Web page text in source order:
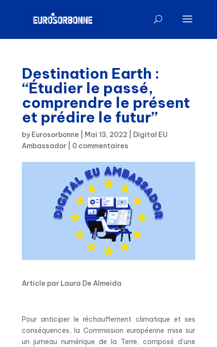
Destination Earth :
“Étudier le passé,
comprendre le présent
et prédire le futur”
by Eurosorbonne Mai 13, 2022
Digital EU
Ambassador| 0 commentaires
Article par Laura De Almeida
Pour anticiper le réchauffement climatique et ses
conséquences, la Commission européenne mise sur
un jumeau numérique de la Terre, composé d’une